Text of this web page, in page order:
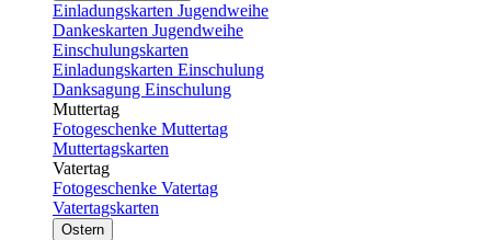
Einladungskarten Jugendweihe
Dankeskarten Jugendweihe
Einschulungskarten
Einladungskarten Einschulung
Danksagung Einschulung
Muttertag
Fotogeschenke Muttertag
Muttertagskarten
Vatertag
Fotogeschenke Vatertag
Vatertagskarten
Ostern